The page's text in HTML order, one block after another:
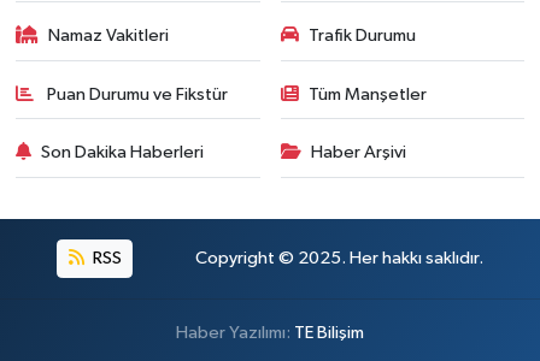
Namaz Vakitleri Trafik Durumu
Puan Durumu ve Fikstür Tüm Manşetler
Son Dakika Haberleri Haber Arşivi
RSS Copyright © 2025. Her hakkı saklıdır.
Haber Yazılımı: TE Bilişim